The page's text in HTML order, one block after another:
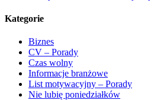
Kategorie
Biznes
CV – Porady
Czas wolny
Informacje branżowe
List motywacyjny – Porady
Nie lubię poniedziałków